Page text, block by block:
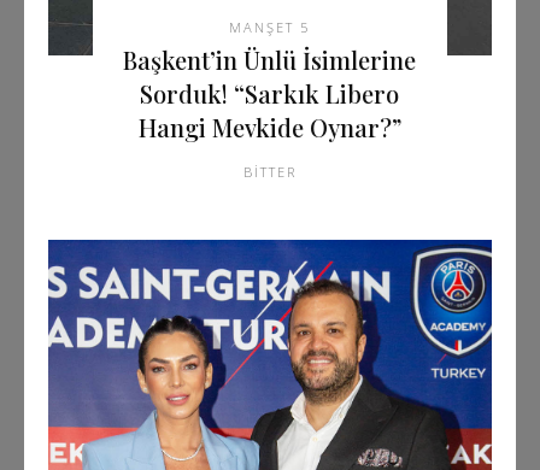
MANŞET 5
Başkent’in Ünlü İsimlerine
Sorduk! “Sarkık Libero
Hangi Mevkide Oynar?”
BITTER